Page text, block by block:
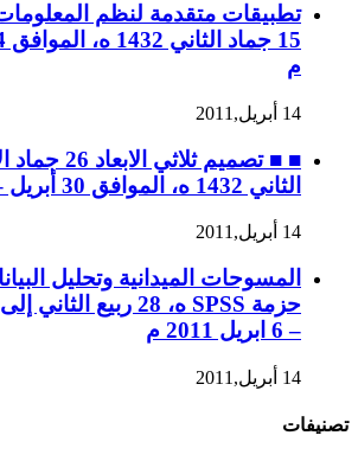
م
14 أبريل,2011
الثاني 1432 ه، الموافق 30 أبريل – 4 مايو 2011 م
14 أبريل,2011
المسوحات الميدانية وتحليل
– 6 ابريل 2011 م
14 أبريل,2011
تصنيفات